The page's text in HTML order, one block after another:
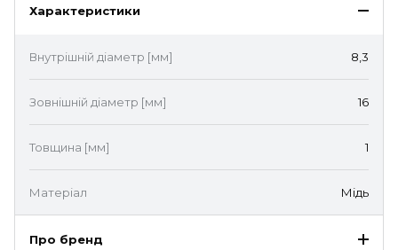
Характеристики
Внутрішній діаметр [мм] 8,3
Зовнішній діаметр [мм] 16
Товщина [мм] 1
Матеріал Мідь
Про бренд